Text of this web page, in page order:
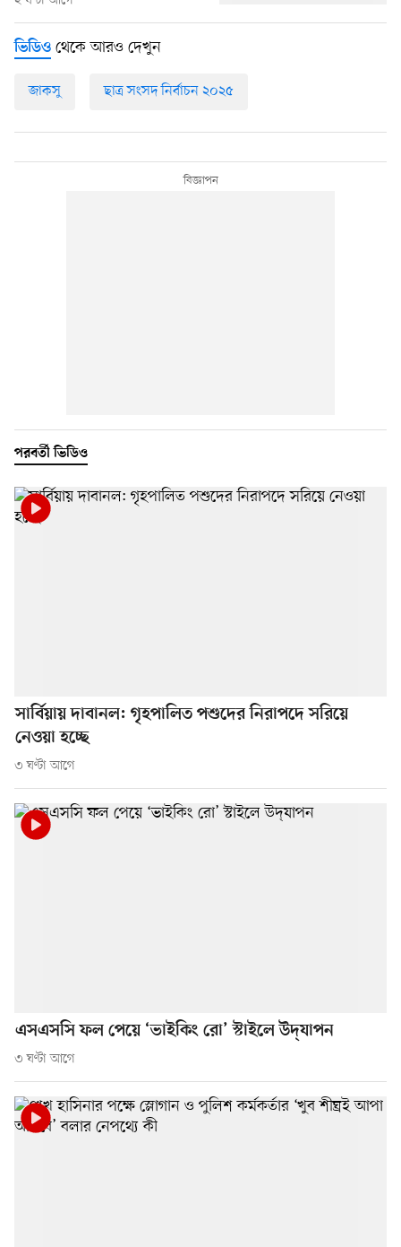
ভিডিও থেকে আরও দেখুন
জাকসু ছাত্র সংসদ নির্বাচন ২০২৫
পরবর্তী ভিডিও
সার্বিয়ায় দাবানল: গৃহপালিত পশুদের নিরাপদে সরিয়ে
নেওয়া হচ্ছে
৩ ঘণ্টা আগে
এসএসসি ফল পেয়ে ‘ভাইকিং রো’ স্টাইলে উদ্‌যাপন
৩ ঘণ্টা আগে